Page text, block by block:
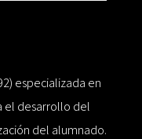
especializada en
el desarrollo del
del alumnado.